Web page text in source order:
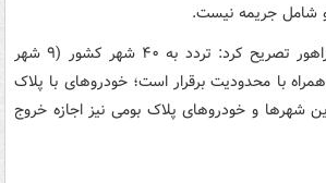
شامل جریمه نیست.
معاون اجتماعی پلیس راهور تصریح کرد: تردد به ۴۰ شهر کشور (۹ شهر
همراه با محدودیت برقرار است؛ خودروهای با پلاک
شهرها و خودروهای پلاک بومی نیز اجازه خروج